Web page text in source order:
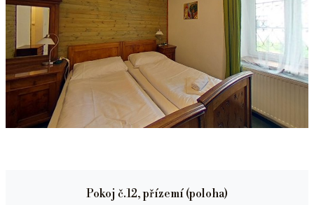
Pokoj č.12, přízemí (poloha)